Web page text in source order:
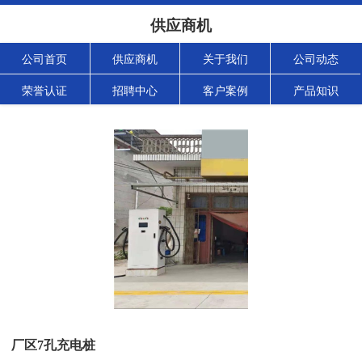
供应商机
公司首页 供应商机 关于我们 公司动态
荣誉认证 招聘中心 客户案例 产品知识
厂区7孔充电桩